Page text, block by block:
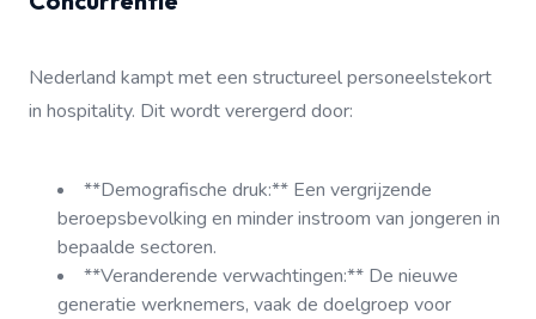
Nederland kampt met een structureel personeelstekort
in hospitality. Dit wordt verergerd door:
**Demografische druk:** Een vergrijzende
beroepsbevolking en minder instroom van jongeren in
bepaalde sectoren.
**Veranderende verwachtingen:** De nieuwe
generatie werknemers, vaak de doelgroep voor